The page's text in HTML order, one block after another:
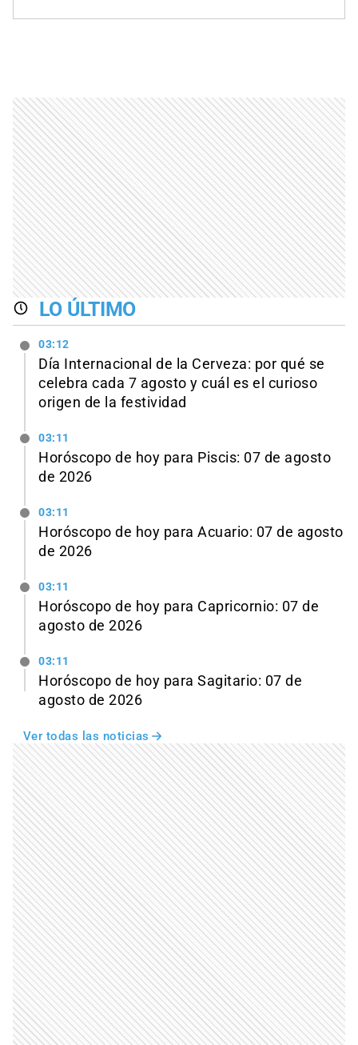
LO ÚLTIMO
03:12
Día Internacional de la Cerveza: por qué se
celebra cada 7 agosto y cuál es el curioso
origen de la festividad
03:11
Horóscopo de hoy para Piscis: 07 de agosto
de 2026
03:11
Horóscopo de hoy para Acuario: 07 de agosto
de 2026
03:11
Horóscopo de hoy para Capricornio: 07 de
agosto de 2026
03:11
Horóscopo de hoy para Sagitario: 07 de
agosto de 2026
Ver todas las noticias